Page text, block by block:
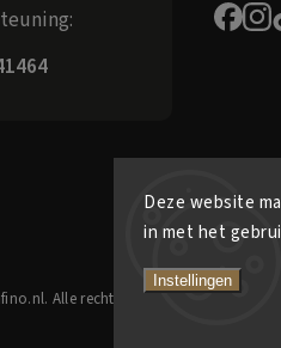
Deze website
in met het
Instellingen
. Alle rechten voorbehouden.